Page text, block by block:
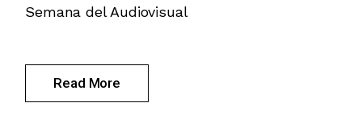
Semana del Audiovisual
Read More